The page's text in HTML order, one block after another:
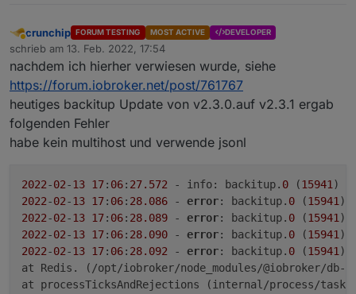
Abwesend
crunchip FORUM TESTING MOST ACTIVE DEVELOPER
schrieb am 13. Feb. 2022, 17:54
zuletzt editiert von
nachdem ich hierher verwiesen wurde, siehe
https://forum.iobroker.net/post/761767
heutiges backitup Update von v2.3.0.auf v2.3.1 ergab
folgenden Fehler
habe kein multihost und verwende jsonl
2022-02-13 17: 06: 27.572 - info: backitup. 0 (15941
2022-02-13 17: 06: 28.086 - error: backitup. 0 (15941)
2022-02-13 17: 06: 28.089 - error: backitup. 0 (15941)
2022-02-13 17: 06: 28.090 - error: backitup. 0 (15941)
2022-02-13 17: 06: 28.092 - error: backitup. 0 (15941)
at Redis. (/opt/iobroker/node_modules/@iobroker/db-
at processTicksAndRejections (internal/process/